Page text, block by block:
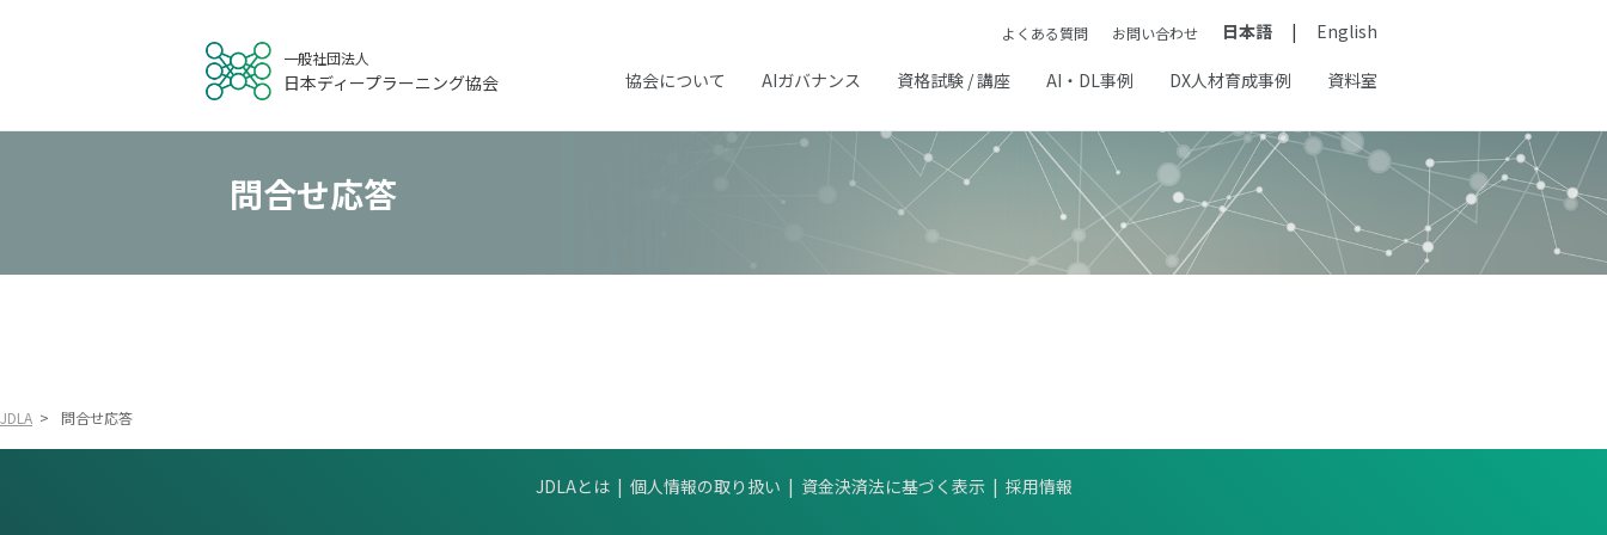
一般社団法人
日本ディープラーニング協会
よくある質問 お問い合わせ 日本語 English
協会について AIガバナンス 資格試験 / 講座 AI・DL事例 DX人材育成事例 資料室
問合せ応答
JDLA > 問合せ応答
JDLAとは 個人情報の取り扱い 資金決済法に基づく表示 採用情報